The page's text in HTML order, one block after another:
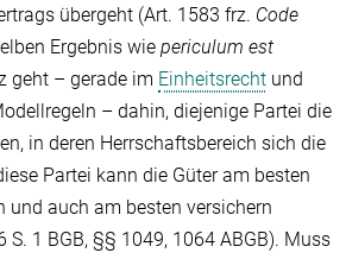
übergeht (Art. 1583 frz. Code
Ergebnis wiepericulum est
geht – gerade im Einheitsrecht und
– dahin, diejenige Partei die
in deren Herrschaftsbereich sich die
Partei kann die Güter am besten
und auch am besten versichern
S. 1 BGB, §§ 1049, 1064 ABGB). Muss